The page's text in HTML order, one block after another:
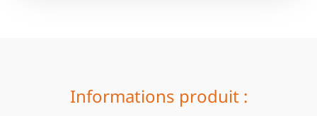
Informations produit :